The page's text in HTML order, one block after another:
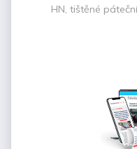
HN, tištěné